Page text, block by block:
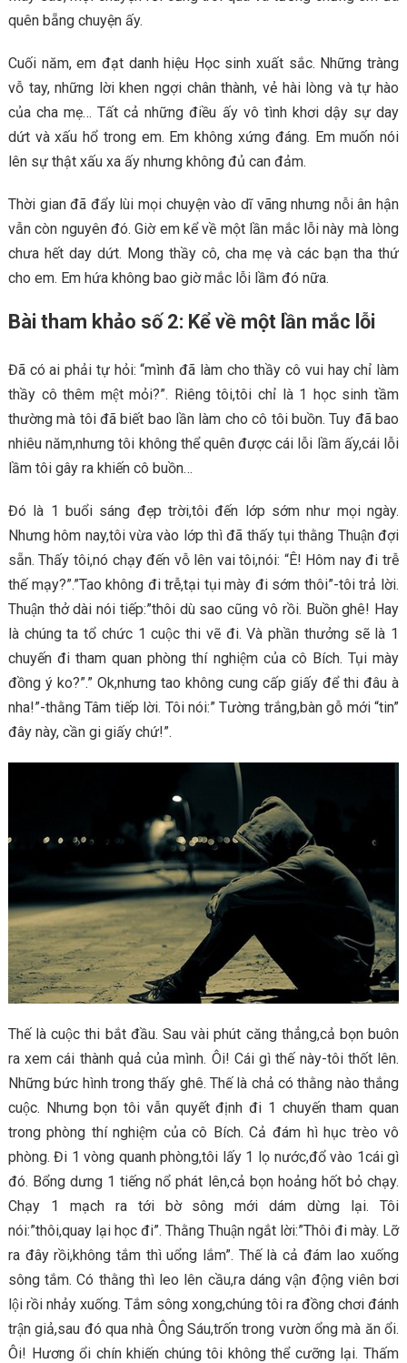
quên bẵng chuyện ấy.
Cuối năm, em đạt danh hiệu Học sinh xuất sắc. Những tràng
vỗ tay, những lời khen ngợi chân thành, vẻ hài lòng và tự hào
của cha mẹ… Tất cả những điều ấy vô tình khơi dậy sự day
dứt và xấu hổ trong em. Em không xứng đáng. Em muốn nói
lên sự thật xấu xa ấy nhưng không đủ can đảm.
Thời gian đã đẩy lùi mọi chuyện vào dĩ vãng nhưng nỗi ân hận
vẫn còn nguyên đó. Giờ em kể về một lần mắc lỗi này mà lòng
chưa hết day dứt. Mong thầy cô, cha mẹ và các bạn tha thứ
cho em. Em hứa không bao giờ mắc lỗi lầm đó nữa.
Bài tham khảo số 2: Kể về một lần mắc lỗi
Đã có ai phải tự hỏi: “mình đã làm cho thầy cô vui hay chỉ làm
thầy cô thêm mệt mỏi?”. Riêng tôi,tôi chỉ là 1 học sinh tầm
thường mà tôi đã biết bao lần làm cho cô tôi buồn. Tuy đã bao
nhiêu năm,nhưng tôi không thể quên được cái lỗi lầm ấy,cái lỗi
lầm tôi gây ra khiến cô buồn…
Đó là 1 buổi sáng đẹp trời,tôi đến lớp sớm như mọi ngày.
Nhưng hôm nay,tôi vừa vào lớp thì đã thấy tụi thằng Thuận đợi
sẵn. Thấy tôi,nó chạy đến vỗ lên vai tôi,nói: “Ê! Hôm nay đi trễ
thế mạy?”.”Tao không đi trễ,tại tụi mày đi sớm thôi”-tôi trả lời.
Thuận thở dài nói tiếp:”thôi dù sao cũng vô rồi. Buồn ghê! Hay
là chúng ta tổ chức 1 cuộc thi vẽ đi. Và phần thưởng sẽ là 1
chuyến đi tham quan phòng thí nghiệm của cô Bích. Tụi mày
đồng ý ko?”.” Ok,nhưng tao không cung cấp giấy để thi đâu à
nha!”-thằng Tâm tiếp lời. Tôi nói:” Tường trắng,bàn gỗ mới “tin”
đây này, cần gi giấy chứ!”.
Thế là cuộc thi bắt đầu. Sau vài phút căng thẳng,cả bọn buôn
ra xem cái thành quả của mình. Ôi! Cái gì thế này-tôi thốt lên.
Những bức hình trong thấy ghê. Thế là chả có thằng nào thắng
cuộc. Nhưng bọn tôi vẫn quyết định đi 1 chuyến tham quan
trong phòng thí nghiệm của cô Bích. Cả đám hì hục trèo vô
phòng. Đi 1 vòng quanh phòng,tôi lấy 1 lọ nước,đổ vào 1cái gì
đó. Bổng dưng 1 tiếng nổ phát lên,cả bọn hoảng hốt bỏ chạy.
Chạy 1 mạch ra tới bờ sông mới dám dừng lại. Tôi
nói:”thôi,quay lại học đi”. Thằng Thuận ngắt lời:”Thôi đi mày. Lỡ
ra đây rồi,không tắm thì uổng lắm”. Thế là cả đám lao xuống
sông tắm. Có thằng thì leo lên cầu,ra dáng vận động viên bơi
lội rồi nhảy xuống. Tắm sông xong,chúng tôi ra đồng chơi đánh
trận giả,sau đó qua nhà Ông Sáu,trốn trong vườn ổng mà ăn ổi.
Ôi! Hương ổi chín khiến chúng tôi không thể cưỡng lại. Thấm